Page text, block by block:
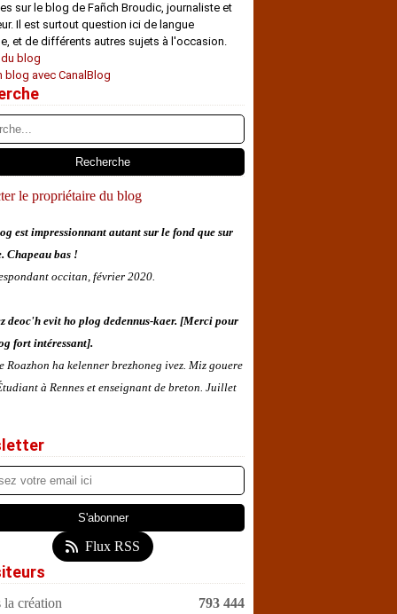
sur le blog de Fañch Broudic, journaliste et
Il est surtout question ici de langue
et de différents autres sujets à l'occasion.
blog
blog avec CanalBlog
le propriétaire du blog
est impressionnant autant sur le fond que sur
Chapeau bas !
occitan, février 2020.
deoc'h evit ho plog dedennus-kaer. [Merci pour
fort intéressant].
Roazhon ha kelenner brezhoneg ivez. Miz gouere
à Rennes et enseignant de breton. Juillet
Flux RSS
la création 793 444